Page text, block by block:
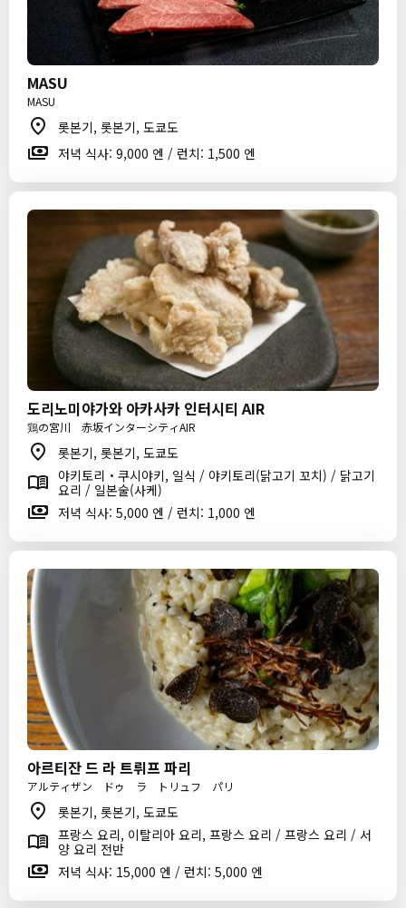
MASU
MASU
롯본기, 롯본기, 도쿄도
저녁 식사: 9,000 엔 / 런치: 1,500 엔
도리노미야가와 아카사카 인터시티 AIR
鶏の宮川 赤坂インターシティAIR
롯본기, 롯본기, 도쿄도
야키토리・쿠시야키, 일식 / 야키토리(닭고기 꼬치) / 닭고기
요리 / 일본술(사케)
저녁 식사: 5,000 엔 / 런치: 1,000 엔
아르티잔 드 라 트뤼프 파리
アルティザン ドゥ ラ トリュフ パリ
롯본기, 롯본기, 도쿄도
프랑스 요리, 이탈리아 요리, 프랑스 요리 / 프랑스 요리 / 서
양 요리 전반
저녁 식사: 15,000 엔 / 런치: 5,000 엔